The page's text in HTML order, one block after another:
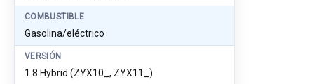
COMBUSTIBLE
Gasolina/eléctrico
VERSIÓN
1.8 Hybrid (ZYX10_, ZYX11_)